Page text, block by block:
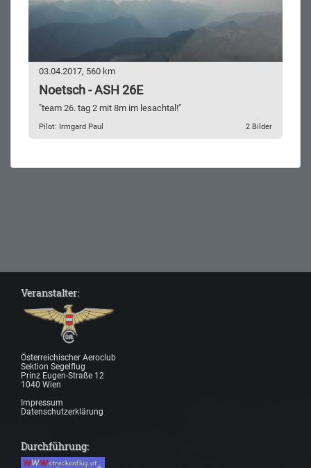
03.04.2017, 560 km
Noetsch - ASH 26E
"team 26. tag 2 mit 8m im lesachtal!"
Pilot: Irmgard Paul 2 Bilder
Veranstalter:
Österreichischer Aeroclub
Sektion Segelflug
Prinz Eugen-Straße 12
1040 Wien
Impressum
Datenschutzerklärung
Durchführung: